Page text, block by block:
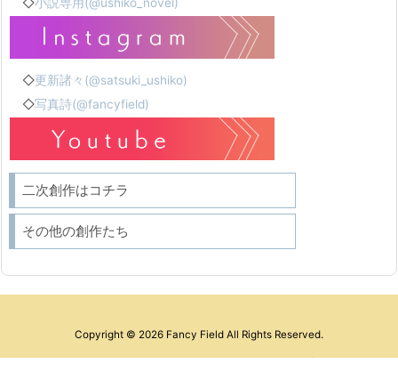
◇更新諸々(@satsuki_ushiko)
◇写真詩(@fancyfield)
二次創作はコチラ
その他の創作たち
Copyright © 2026 Fancy Field All Rights Reserved.
WordPress Luxeritas Theme is provided by "Thought is free".